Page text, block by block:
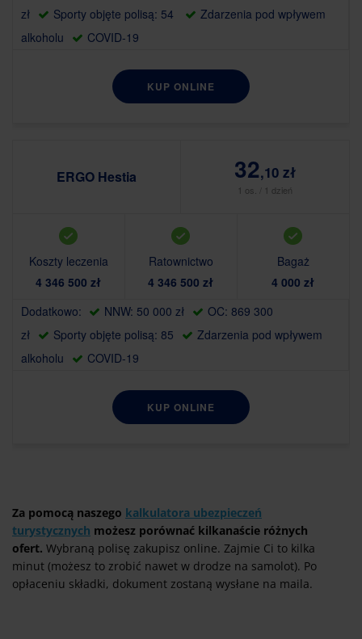
zł
Sporty objęte polisą: 54
Zdarzenia pod wpływem
alkoholu
COVID-19
KUP ONLINE
ERGO Hestia
Koszty leczenia
4 346 500 zł
Ratownictwo
4 346 500 zł
Bagaż
4 000 zł
Dodatkowo:
NNW: 50 000 zł
OC: 869 300
zł
Sporty objęte polisą: 85
Zdarzenia pod wpływem
alkoholu
COVID-19
32,10 zł
1 os. / 1 dzień
KUP ONLINE
Za pomocą naszego kalkulatora ubezpieczeń
turystycznych możesz porównać kilkanaście różnych
ofert. Wybraną polisę zakupisz online. Zajmie Ci to kilka
minut (możesz to zrobić nawet w drodze na samolot). Po
opłaceniu składki, dokument zostaną wysłane na maila.